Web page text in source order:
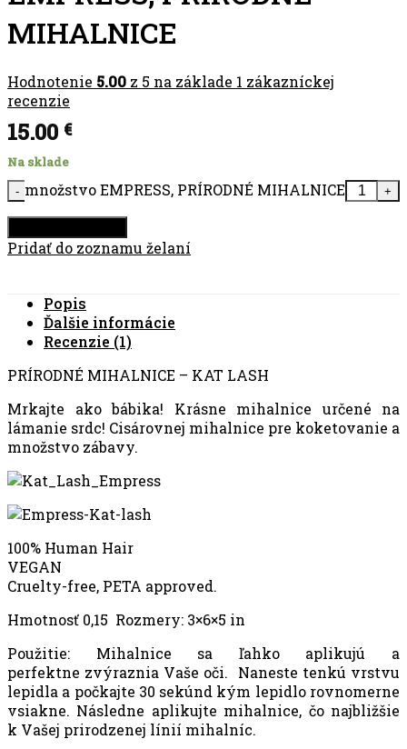
MIHALNICE
Hodnotenie 5.00 z 5 na základe 1 zákazníckej
recenzie
15.00 €
Na sklade
množstvo EMPRESS, PRÍRODNÉ MIHALNICE
Pridať do zoznamu želaní
Popis
Ďalšie informácie
Recenzie (1)
PRÍRODNÉ MIHALNICE – KAT LASH
Mrkajte ako bábika! Krásne mihalnice určené na
lámanie srdc! Cisárovnej mihalnice pre koketovanie a
množstvo zábavy.
100% Human Hair
VEGAN
Cruelty-free, PETA approved.
Hmotnosť 0,15 Rozmery: 3×6×5 in
Použitie: Mihalnice sa ľahko aplikujú a
perfektne zvýraznia Vaše oči. Naneste tenkú vrstvu
lepidla a počkajte 30 sekúnd kým lepidlo rovnomerne
vsiakne. Následne aplikujte mihalnice, čo najbližšie
k Vašej prirodzenej línií mihalníc.